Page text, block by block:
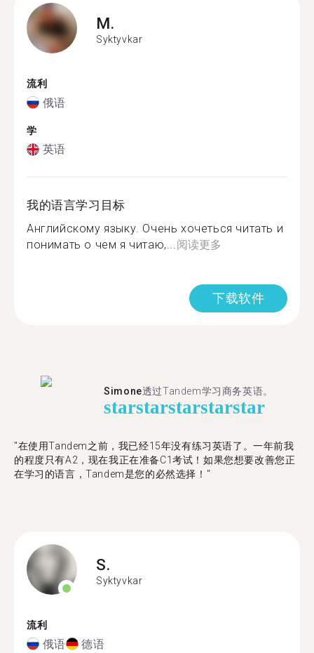
M.
Syktyvkar
流利
俄语
学
英语
我的语言学习目标
Английскому языку. Очень хочеться читать и
понимать о чем я читаю,...阅读更多
下载软件
Simone透过Tandem学习商务英语。
starstarstarstarstar
"在使用Tandem之前，我已经15年没有练习英语了。一年前我
的程度只有A2，现在我正在准备C1考试！如果您想要改善您正
在学习的语言，Tandem是您的必然选择！"
S.
Syktyvkar
流利
俄语 德语